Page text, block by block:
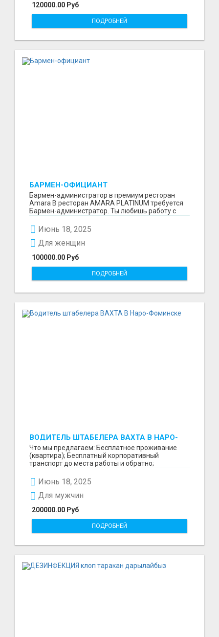
120000.00 Руб
ПОДРОБНЕЙ
БАРМЕН-ОФИЦИАНТ
Бармен-администратор в премиум ресторан
Amara В ресторан AMARA PLATINUM требуется
Бармен-администратор. Ты любишь работу с
Июнь 18, 2025
100000.00 Руб
Для женщин
ПОДРОБНЕЙ
ВОДИТЕЛЬ ШТАБЕЛЕРА ВАХТА В НАРО-
ФОМИНСКЕ
Что мы предлагаем: Бесплатное проживание
(квартира); Бесплатный корпоративный
транспорт до места работы и обратно;
Июнь 18, 2025
200000.00 Руб
Для мужчин
ПОДРОБНЕЙ